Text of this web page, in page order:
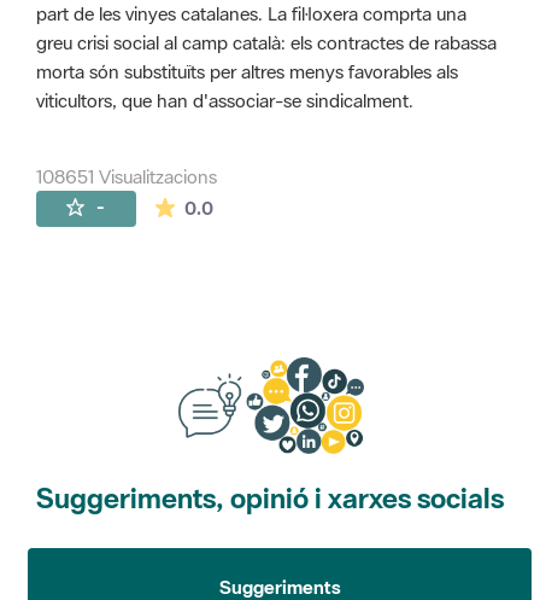
part de les vinyes catalanes. La fil·loxera comprta una
greu crisi social al camp català: els contractes de rabassa
morta són substituïts per altres menys favorables als
viticultors, que han d'associar-se sindicalment.
108651 Visualitzacions
- 0.0La mitjana de les valoracions és de 0
Suggeriments, opinió i xarxes socials
Suggeriments